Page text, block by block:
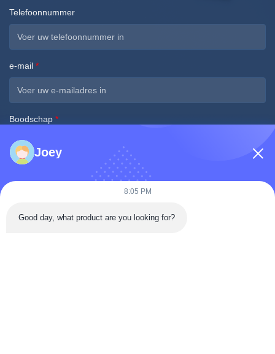
Telefoonnummer
e-mail *
Boodschap *
Nu indienen
Joey
8:05 PM
Good day, what product are you looking for?